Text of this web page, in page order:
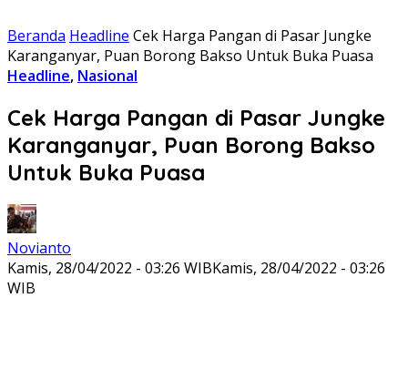
Beranda Headline Cek Harga Pangan di Pasar Jungke
Karanganyar, Puan Borong Bakso Untuk Buka Puasa
Headline, Nasional
Cek Harga Pangan di Pasar Jungke
Karanganyar, Puan Borong Bakso
Untuk Buka Puasa
Novianto
Kamis, 28/04/2022 - 03:26 WIBKamis, 28/04/2022 - 03:26
WIB